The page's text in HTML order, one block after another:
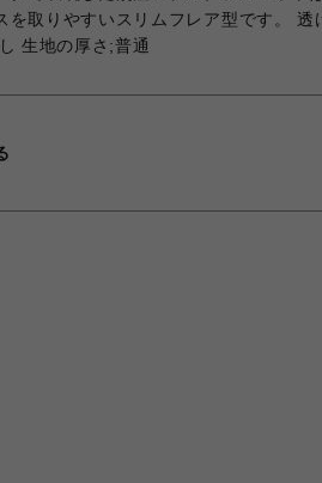
を取りやすいスリムフレア型です。
生地の厚さ;普通